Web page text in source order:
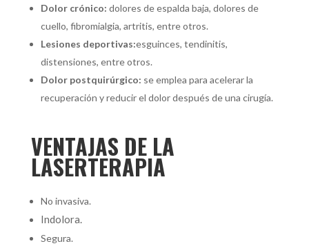
Dolor crónico: dolores de espalda baja, dolores de
cuello, fibromialgia, artritis, entre otros.
Lesiones deportivas:esguinces, tendinitis,
distensiones, entre otros.
Dolor postquirúrgico: se emplea para acelerar la
recuperación y reducir el dolor después de una cirugía.
VENTAJAS DE LA
LASERTERAPIA
No invasiva.
Indolora.
Segura.